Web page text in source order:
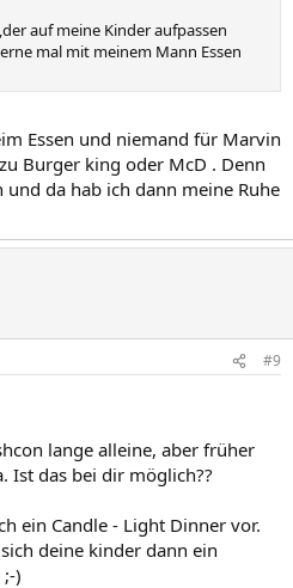
auf meine Kinder aufpassen
mal mit meinem Mann Essen
Essen und niemand für Marvin
Burger king oder McD . Denn
und da hab ich dann meine Ruhe
#9
lange alleine, aber früher
Ist das bei dir möglich??
ein Candle - Light Dinner vor.
deine kinder dann ein
)